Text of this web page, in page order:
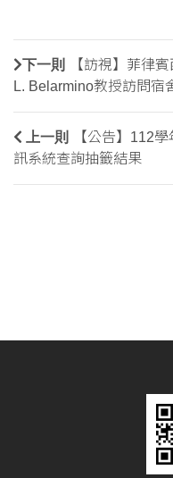
下一則
【訪視】菲律
L. Belarmino教授訪問宿
上一則
【公告】112
訊系統查詢抽籤結果